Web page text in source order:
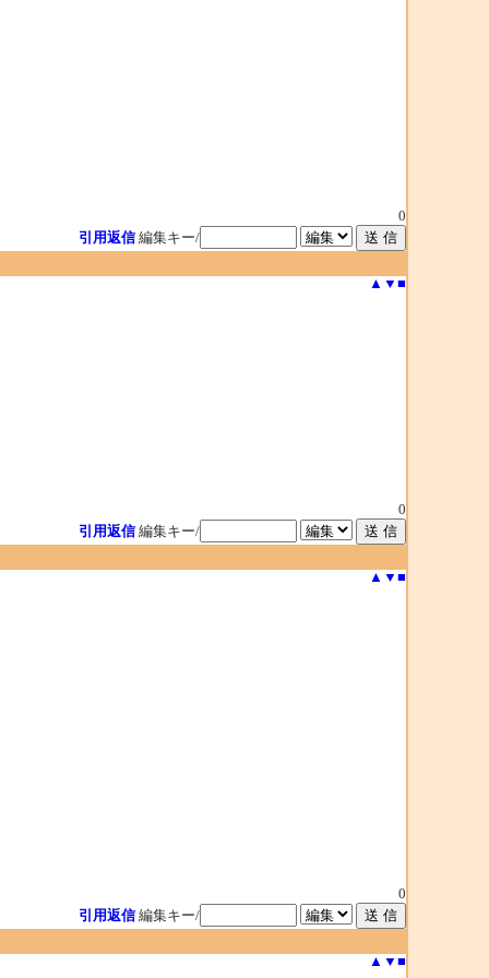
0
引用返信 編集キー/
▲ ▼ ■
0
引用返信 編集キー/
▲ ▼ ■
0
引用返信 編集キー/
▲ ▼ ■